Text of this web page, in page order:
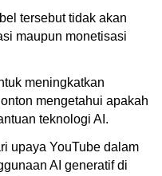
tersebut tidak akan
maupun monetisasi
meningkatkan
mengetahui apakah
teknologi AI.
upaya YouTube dalam
AI generatif di